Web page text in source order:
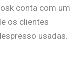
conta com um
os clientes
usadas.